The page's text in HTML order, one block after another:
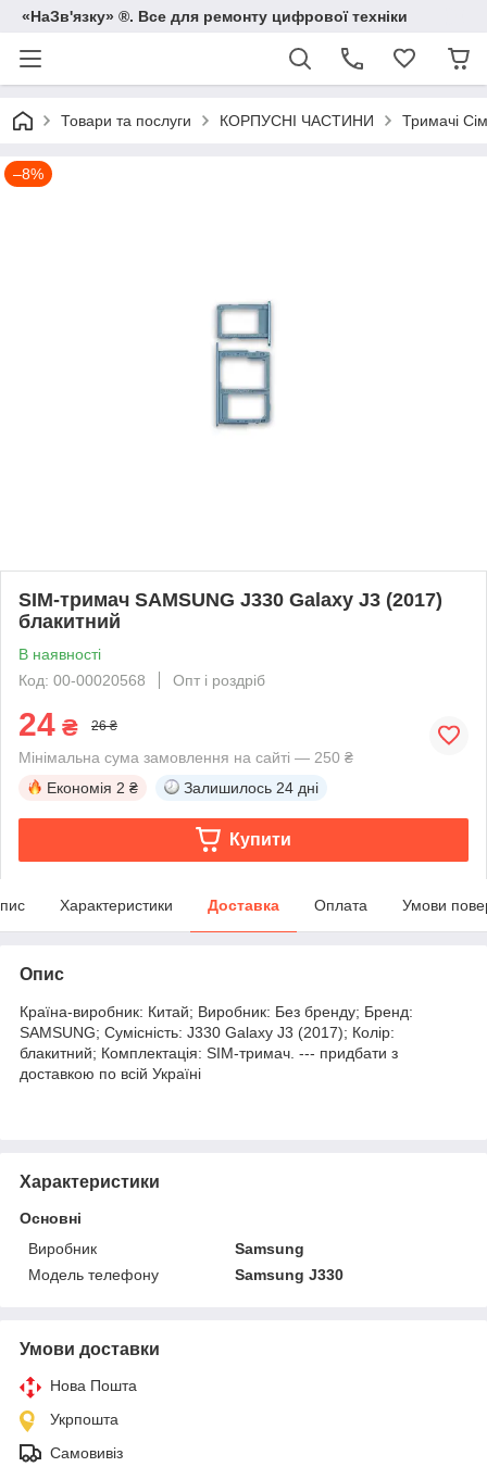
«НаЗв'язку» ®. Все для ремонту цифрової техніки
Товари та послуги КОРПУСНІ ЧАСТИНИ Тримачі
–8%
SIM-тримач SAMSUNG J330 Galaxy J3 (2017)
блакитний
В наявності
Код: 00-00020568
Опт і роздріб
24 ₴ 26 ₴
Мінімальна сума замовлення на сайті — 250 ₴
Економія 2 ₴ Залишилось 24 дні
Купити
Характеристики Доставка Оплата Умови
Опис
Країна-виробник: Китай; Виробник: Без бренду; Бренд:
SAMSUNG; Сумісність: J330 Galaxy J3 (2017); Колір:
блакитний; Комплектація: SIM-тримач. --- придбати з
доставкою по всій Україні
Характеристики
Основні
Виробник
Samsung
Модель телефону
Samsung J330
Умови доставки
Нова Пошта
Укрпошта
Самовивіз